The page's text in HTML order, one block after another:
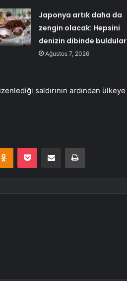
Japonya artık daha da
zengin olacak: Hepsini
denizin dibinde buldular
Ağustos 7, 2026
saldırının ardından ülkeye
Odnoklassniki
Pocket E-Posta ile paylaş Yazdır